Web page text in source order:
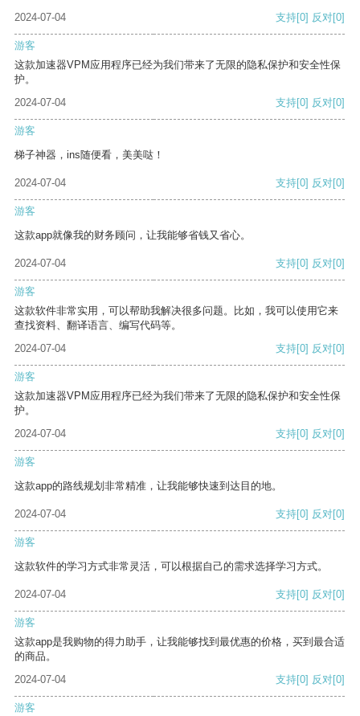
2024-07-04
支持[0] 反对[0]
游客
这款加速器VPM应用程序已经为我们带来了无限的隐私保护和安全性保
护。
2024-07-04
支持[0] 反对[0]
游客
梯子神器，ins随便看，美美哒！
2024-07-04 支持[0] 反对[0]
游客
这款app就像我的财务顾问，让我能够省钱又省心。
2024-07-04 支持[0] 反对[0]
游客
这款软件非常实用，可以帮助我解决很多问题。比如，我可以使用它来
查找资料、翻译语言、编写代码等。
2024-07-04
支持[0] 反对[0]
游客
这款加速器VPM应用程序已经为我们带来了无限的隐私保护和安全性保
护。
2024-07-04
支持[0] 反对[0]
游客
这款app的路线规划非常精准，让我能够快速到达目的地。
2024-07-04 支持[0] 反对[0]
游客
这款软件的学习方式非常灵活，可以根据自己的需求选择学习方式。
2024-07-04 支持[0] 反对[0]
游客
这款app是我购物的得力助手，让我能够找到最优惠的价格，买到最合适
的商品。
2024-07-04
支持[0] 反对[0]
游客